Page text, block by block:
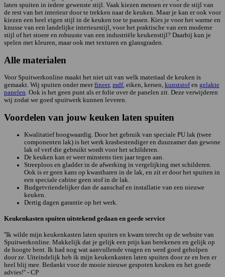
laten spuiten in iedere gewenste stijl. Vaak kiezen mensen er voor de stijl van
de rest van het interieur door te trekken naar de keuken. Maar je kan er ook voor
kiezen een heel eigen stijl in de keuken toe te passen. Kies je voor het warme en
knusse van een landelijke interieurstijl, voor het praktische van een moderne
stijl of het stoere en robuuste van een industriële keukenstijl? Daarbij kun je
spelen met kleuren, maar ook met texturen en glansgraden.
Alle materialen
Voor Spuitwerkonline maakt het niet uit van welk materiaal de keuken is
gemaakt. Wij spuiten onder meerfineer, mdf, eiken, kersen, kunststofen gelakte
panelen. Ook is het geen punt als er folie over de panelen zit. Deze verwijderen
wij zodat we goed spuitwerk kunnen leveren.
Voordelen van jouw keuken laten spuiten
Kwalitatief hoogwaardig. Door het gebruik van speciale PU lak (twee
componenten lak) is het werk krasbestendiger en duurzamer dan gewone
lak of verf die gebruikt wordt voor het schilderen.
De keuken kan er weer minstens tien jaar tegen aan.
Streeploos en gladder in de afwerking in vergelijking met schilderen.
Ook is er geen kans op kwastharen in de lak, en zit er door het spuiten in
een speciale cabine geen stof in de lak.
Budgetvriendelijker dan de aanschaf en installatie van een nieuwe
keuken.
Dertig dagen garantie op het werk.
Keukenkasten spuiten uitstekend gedaan en goede service
''Ik wilde mijn keukenkasten laten spuiten en kwam terecht op de website van
Spuitwerkonline. Makkelijk dat je gelijk een prijs kan berekenen en gelijk op
de hoogte bent. Ik had nog wat aanvullende vragen en werd goed geholpen
door ze. Uiteindelijk heb ik mijn keukenkasten laten spuiten door ze en ben er
heel blij mee. Bedankt voor de mooie nieuwe gespoten keuken en het goede
advies!'' - CP